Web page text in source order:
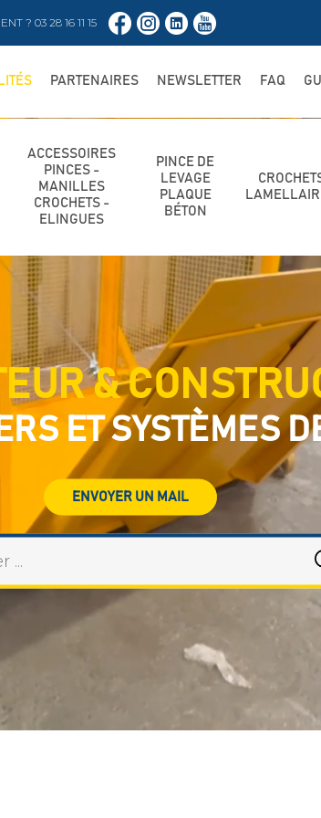
? 03 28 16 11 15
PARTENAIRES NEWSLETTER FAQ
ACCESSOIRES
PINCES -
MANILLES
CROCHETS -
ELINGUES
PINCE DE
LEVAGE
PLAQUE
BÉTON
&
ET SYSTÈMES
ENVOYER UN MAIL